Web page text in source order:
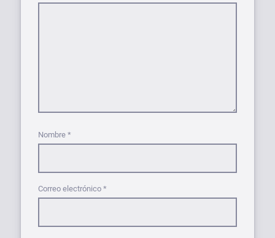
Nombre *
Correo electrónico *